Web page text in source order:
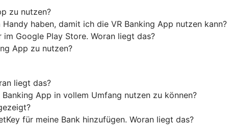
zu nutzen?
haben, damit ich die VR Banking App nutzen kann?
Google Play Store. Woran liegt das?
App zu nutzen?
liegt das?
App in vollem Umfang nutzen zu können?
für meine Bank hinzufügen. Woran liegt das?